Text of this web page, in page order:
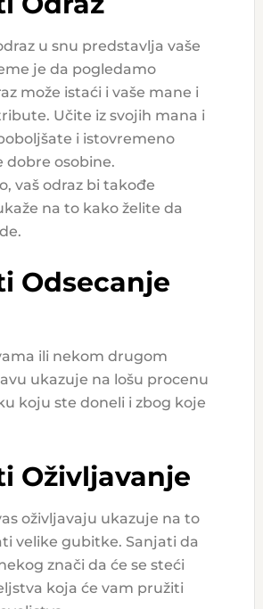
u snu predstavlja vaše
je da pogledamo
može istaći i vaše mane i
Učite iz svojih mana i
i istovremeno
dobre osobine.
vaš odraz bi takođe
na to kako želite da
Odsecanje
ili nekom drugom
ukazuje na lošu procenu
koju ste doneli i zbog koje
Oživljavanje
oživljavaju ukazuje na to
velike gubitke. Sanjati da
znači da će se steći
koja će vam pružiti